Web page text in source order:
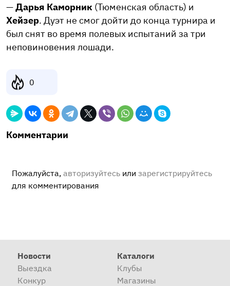
—Дарья Каморник (Тюменская область) и
Хейзер. Дуэт не смог дойти до конца турнира и
был снят во время полевых испытаний за три
неповиновения лошади.
0
Комментарии
Пожалуйста, авторизуйтесь или зарегистрируйтесь
для комментирования
Новости
Выездка
Конкур
Каталоги
Клубы
Магазины